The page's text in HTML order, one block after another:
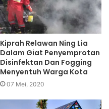
Kiprah Relawan Ning Lia
Dalam Giat Penyemprotan
Disinfektan Dan Fogging
Menyentuh Warga Kota
07 Mei, 2020